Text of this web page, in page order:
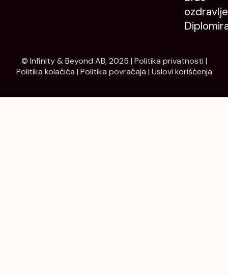
© Infinity & Beyond AB, 2025 | Politika privatnosti |
Politika kolačića | Politika povraćaja | Uslovi korišćenja